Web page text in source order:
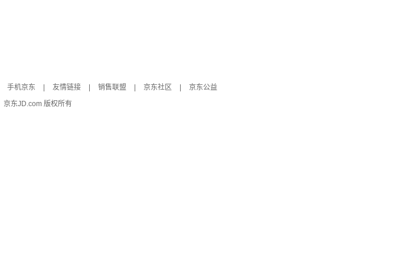
手机京东 友情链接 销售联盟 京东社区
京东公益
京东JD.com 版权所有